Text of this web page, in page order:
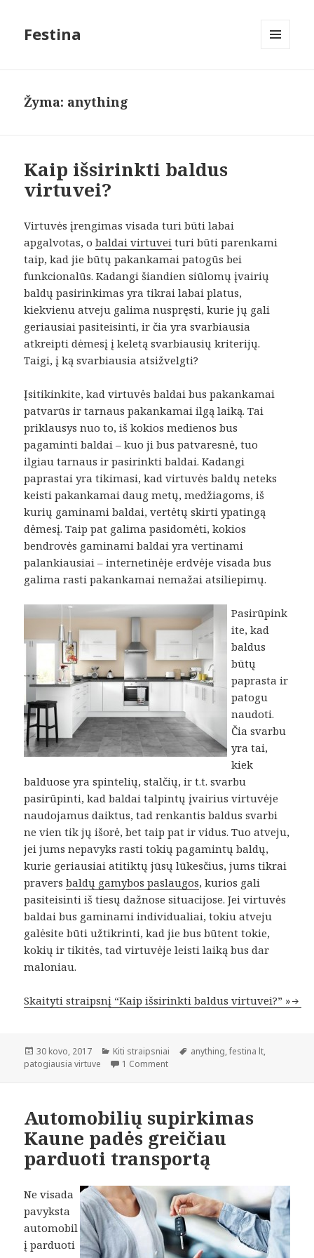
Festina
Žyma: anything
Kaip išsirinkti baldus
virtuvei?
Virtuvės įrengimas visada turi būti labai
apgalvotas, obaldai virtuvei turi būti parenkami
taip, kad jie būtų pakankamai patogūs bei
funkcionalūs. Kadangi šiandien siūlomų įvairių
baldų pasirinkimas yra tikrai labai platus,
kiekvienu atveju galima nuspręsti, kurie jų gali
geriausiai pasiteisinti, ir čia yra svarbiausia
atkreipti dėmesį į keletą svarbiausių kriterijų.
Taigi, į ką svarbiausia atsižvelgti?
Įsitikinkite, kad virtuvės baldai bus pakankamai
patvarūs ir tarnaus pakankamai ilgą laiką. Tai
priklausys nuo to, iš kokios medienos bus
pagaminti baldai – kuo ji bus patvaresnė, tuo
ilgiau tarnaus ir pasirinkti baldai. Kadangi
paprastai yra tikimasi, kad virtuvės baldų neteks
keisti pakankamai daug metų, medžiagoms, iš
kurių gaminami baldai, vertėtų skirti ypatingą
dėmesį. Taip pat galima pasidomėti, kokios
bendrovės gaminami baldai yra vertinami
palankiausiai – internetinėje erdvėje visada bus
galima rasti pakankamai nemažai atsiliepimų.
Pasirūpink
ite, kad
baldus
būtų
paprasta ir
patogu
naudoti.
Čia svarbu
yra tai,
kiek
balduose yra spintelių, stalčių, ir t.t. svarbu
pasirūpinti, kad baldai talpintų įvairius virtuvėje
naudojamus daiktus, tad renkantis baldus svarbi
ne vien tik jų išorė, bet taip pat ir vidus. Tuo atveju,
jei jums nepavyks rasti tokių pagamintų baldų,
kurie geriausiai atitiktų jūsų lūkesčius, jums tikrai
praversbaldų gamybos paslaugos, kurios gali
pasiteisinti iš tiesų dažnose situacijose. Jei virtuvės
baldai bus gaminami individualiai, tokiu atveju
galėsite būti užtikrinti, kad jie bus būtent tokie,
kokių ir tikitės, tad virtuvėje leisti laiką bus dar
maloniau.
Skaityti straipsnį “Kaip išsirinkti baldus virtuvei?” »
Paskelbta
30 kovo, 2017 Kategorijos
Kiti straipsniai Žymos
anything,festina lt,
patogiausia virtuve
1 Comment
Automobilių supirkimas
Kaune padės greičiau
parduoti transportą
Ne visada
pavyksta
automobil
į parduoti